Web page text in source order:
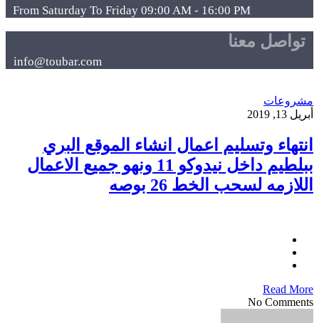
From Saturday To Friday 09:00 AM - 16:00 PM
تواصل معنا
info@toubar.com
مشروعات
أبريل 13, 2019
انتهاء وتسليم اعمال انشاء الموقع البري
ببلطيم داخل نيدوكو 11 ونهو جميع الاعمال
اللازمه لسحب الخط 26 بوصه
Read More
No Comments